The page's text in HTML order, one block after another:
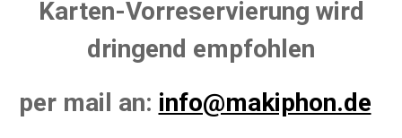
Karten-Vorreservierung wird
dringend empfohlen
per mail an: info@makiphon.de